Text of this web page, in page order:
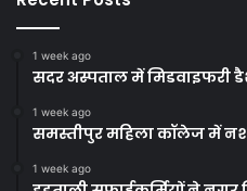
1 week ago
सदर अस्पताल में मिडवाइफरी
1 week ago
समस्तीपुर महिला कॉलेज में
1 week ago